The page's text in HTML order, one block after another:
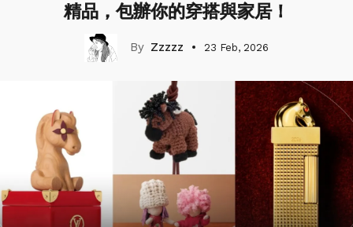
精品，包辦你的穿搭與家居！
Zzzzz 23 Feb, 2026